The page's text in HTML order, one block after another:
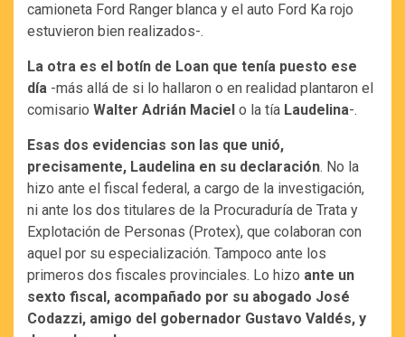
camioneta Ford Ranger blanca y el auto Ford Ka rojo
estuvieron bien realizados-.
La otra es el botín de Loan que tenía puesto ese
día -más allá de si lo hallaron o en realidad plantaron el
comisario Walter Adrián Maciel o la tía Laudelina-.
Esas dos evidencias son las que unió,
precisamente, Laudelina en su declaración. No la
hizo ante el fiscal federal, a cargo de la investigación,
ni ante los dos titulares de la Procuraduría de Trata y
Explotación de Personas (Protex), que colaboran con
aquel por su especialización. Tampoco ante los
primeros dos fiscales provinciales. Lo hizo ante un
sexto fiscal, acompañado por su abogado José
Codazzi, amigo del gobernador Gustavo Valdés, y